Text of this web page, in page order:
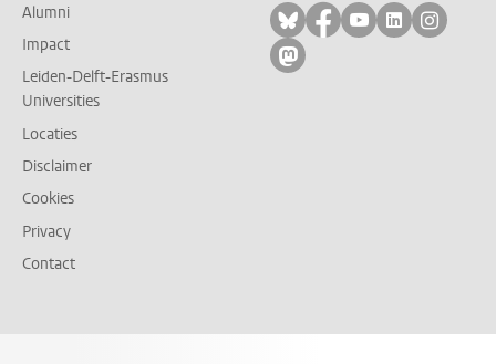
Alumni
Impact
Leiden-Delft-Erasmus
Universities
Locaties
Disclaimer
Cookies
Privacy
Contact
Volg ons op bluesky
Volg ons op
Volg ons op
Volg ons
Volg
Volg ons op mastodon